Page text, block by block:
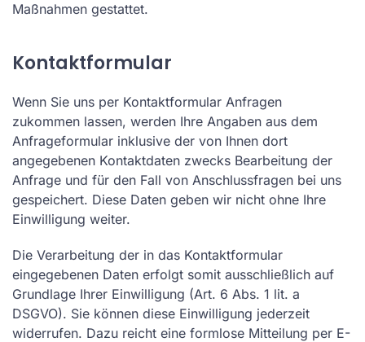
Maßnahmen gestattet.
Kontaktformular
Wenn Sie uns per Kontaktformular Anfragen
zukommen lassen, werden Ihre Angaben aus dem
Anfrageformular inklusive der von Ihnen dort
angegebenen Kontaktdaten zwecks Bearbeitung der
Anfrage und für den Fall von Anschlussfragen bei uns
gespeichert. Diese Daten geben wir nicht ohne Ihre
Einwilligung weiter.
Die Verarbeitung der in das Kontaktformular
eingegebenen Daten erfolgt somit ausschließlich auf
Grundlage Ihrer Einwilligung (Art. 6 Abs. 1 lit. a
DSGVO). Sie können diese Einwilligung jederzeit
widerrufen. Dazu reicht eine formlose Mitteilung per E-